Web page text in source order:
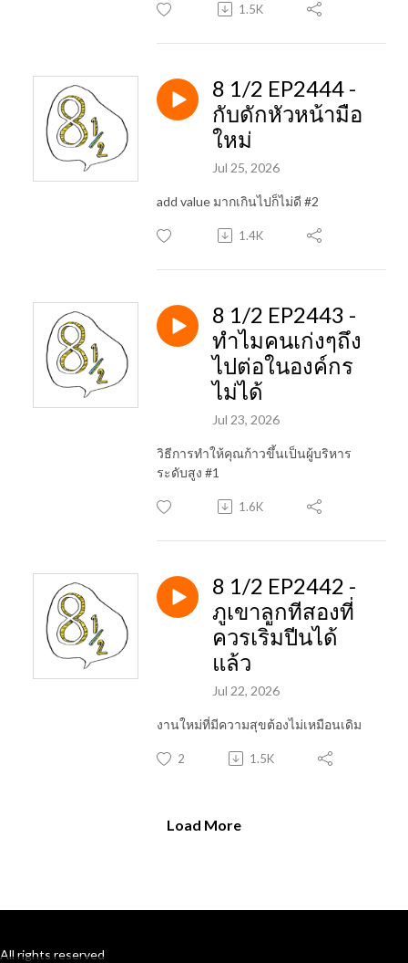
1.5K
8 1/2 EP2444 -
กับดักหัวหน้ามือ
ใหม่
Jul 25, 2026
add value มากเกินไปก็ไม่ดี #2
1.4K
8 1/2 EP2443 -
ทำไมคนเก่งๆถึง
ไปต่อในองค์กร
ไม่ได้
Jul 23, 2026
วิธีการทำให้คุณก้าวขึ้นเป็นผู้บริหาร
ระดับสูง #1
1.6K
8 1/2 EP2442 -
ภูเขาลูกทีสองที่
ควรเริ่มปีนได้
แล้ว
Jul 22, 2026
งานใหม่ที่มีความสุขต้องไม่เหมือนเดิม
2 1.5K
Load More
All rights reserved